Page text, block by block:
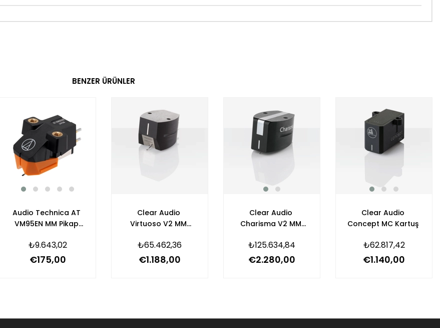
BENZER ÜRÜNLER
Audio Technica AT
VM95EN MM Pikap
₺9.643,02
€175,00
Clear Audio
Virtuoso V2 MM
₺65.462,36
€1.188,00
Clear Audio
Charisma V2 MM
₺125.634,84
€2.280,00
Clear Audio
Concept MC Kartuş
₺62.817,42
€1.140,00